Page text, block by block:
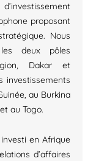
proposant
Nous
deux pôles
Dakar et
investissements
au Burkina
au Togo.
en Afrique
d’affaires